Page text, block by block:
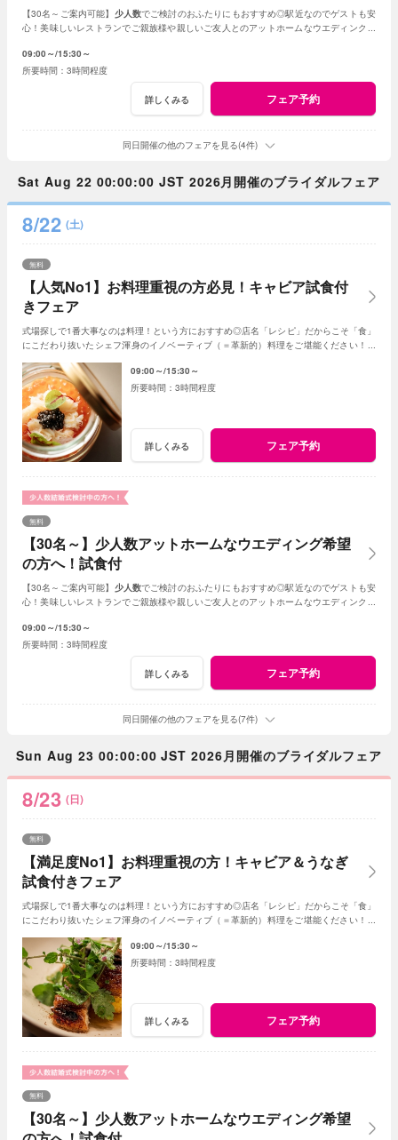
【30名～ご案内可能】 少人数でご検討のおふたりにもおすすめ◎駅近なのでゲストも安
心！美味しいレストランでご親族様や親しいご友人とのアットホームなウエディングが
09:00～ 15:30～
3時間程度
詳しくみる フェア予約
同日開催の他のフェアを見る(4件)
Sat Aug 22 00:00:00 JST 2026月開催のブライダルフェア
8/22 (土)
【人気No1】お料理重視の方必見！キャビア試食付
きフェア
無料
式場探しで1番大事なのは料理！という方におすすめ◎店名「レシピ」だからこそ「食」
にこだわり抜いたシェフ渾身のイノベーティブ（＝革新的）料理をご堪能ください！新
09:00～ 15:30～
3時間程度
詳しくみる フェア予約
【30名～】少人数アットホームなウエディング希望
の方へ！試食付
無料
【30名～ご案内可能】 少人数でご検討のおふたりにもおすすめ◎駅近なのでゲストも安
心！美味しいレストランでご親族様や親しいご友人とのアットホームなウエディングが
09:00～ 15:30～
3時間程度
詳しくみる フェア予約
同日開催の他のフェアを見る(7件)
Sun Aug 23 00:00:00 JST 2026月開催のブライダルフェア
8/23 (日)
【満足度No1】お料理重視の方！キャビア＆うなぎ
試食付きフェア
無料
式場探しで1番大事なのは料理！という方におすすめ◎店名「レシピ」だからこそ「食」
にこだわり抜いたシェフ渾身のイノベーティブ（＝革新的）料理をご堪能ください！新
09:00～ 15:30～
3時間程度
詳しくみる フェア予約
【30名～】少人数アットホームなウエディング希望
無料